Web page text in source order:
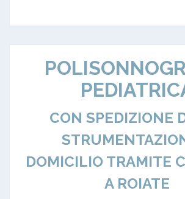
CON SPEDIZIONE
DOMICILIO TRAMITE
A ROIATE